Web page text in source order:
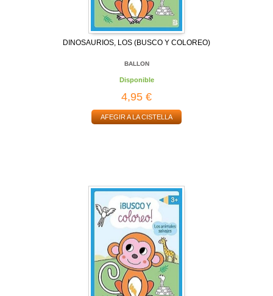
DINOSAURIOS, LOS (BUSCO Y COLOREO)
BALLON
Disponible
4,95 €
AFEGIR A LA CISTELLA